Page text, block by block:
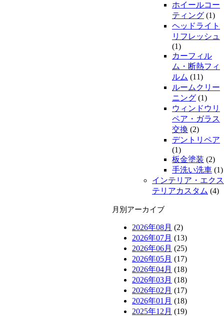
ホイールコー
ティング (1)
ヘッドライト
リフレッシュ
(1)
カーフィル
ム・断熱フィ
ルム (11)
ルームクリー
ニング (1)
ウィンドウリ
ペア・ガラス
交換 (2)
デントリペア
(1)
板金塗装 (2)
手洗い洗車 (1)
インテリア・エクス
テリアカスタム (4)
月別アーカイブ
2026年08月 (2)
2026年07月 (13)
2026年06月 (25)
2026年05月 (17)
2026年04月 (18)
2026年03月 (18)
2026年02月 (17)
2026年01月 (18)
2025年12月 (19)